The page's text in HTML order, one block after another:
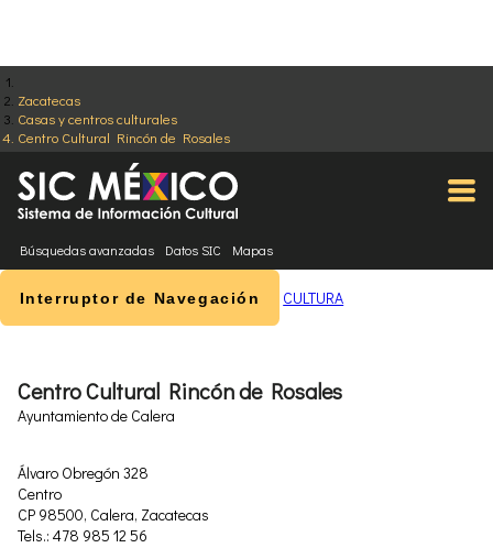
Zacatecas
Casas y centros culturales
Centro Cultural Rincón de Rosales
Búsquedas avanzadas Datos SIC Mapas
Interruptor de Navegación CULTURA
Centro Cultural Rincón de Rosales
Ayuntamiento de Calera
Álvaro Obregón 328
Centro
CP 98500, Calera, Zacatecas
Tels.: 478 985 12 56